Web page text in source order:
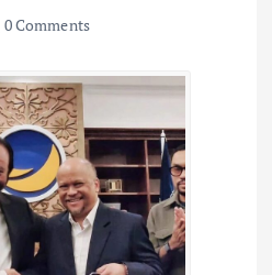
0 Comments